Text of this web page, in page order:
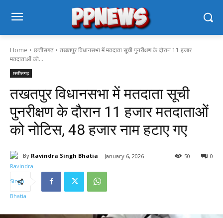
Home छत्तीसगढ़
तखतपुर विधानसभा में मतदाता सूची पुनरीक्षण के दौरान 11 हजार
मतदाताओं को...
छत्तीसगढ़
तखतपुर विधानसभा में मतदाता सूची
पुनरीक्षण के दौरान 11 हजार मतदाताओं
को नोटिस, 48 हजार नाम हटाए गए
By Ravindra Singh Bhatia January 6, 2026 0
50